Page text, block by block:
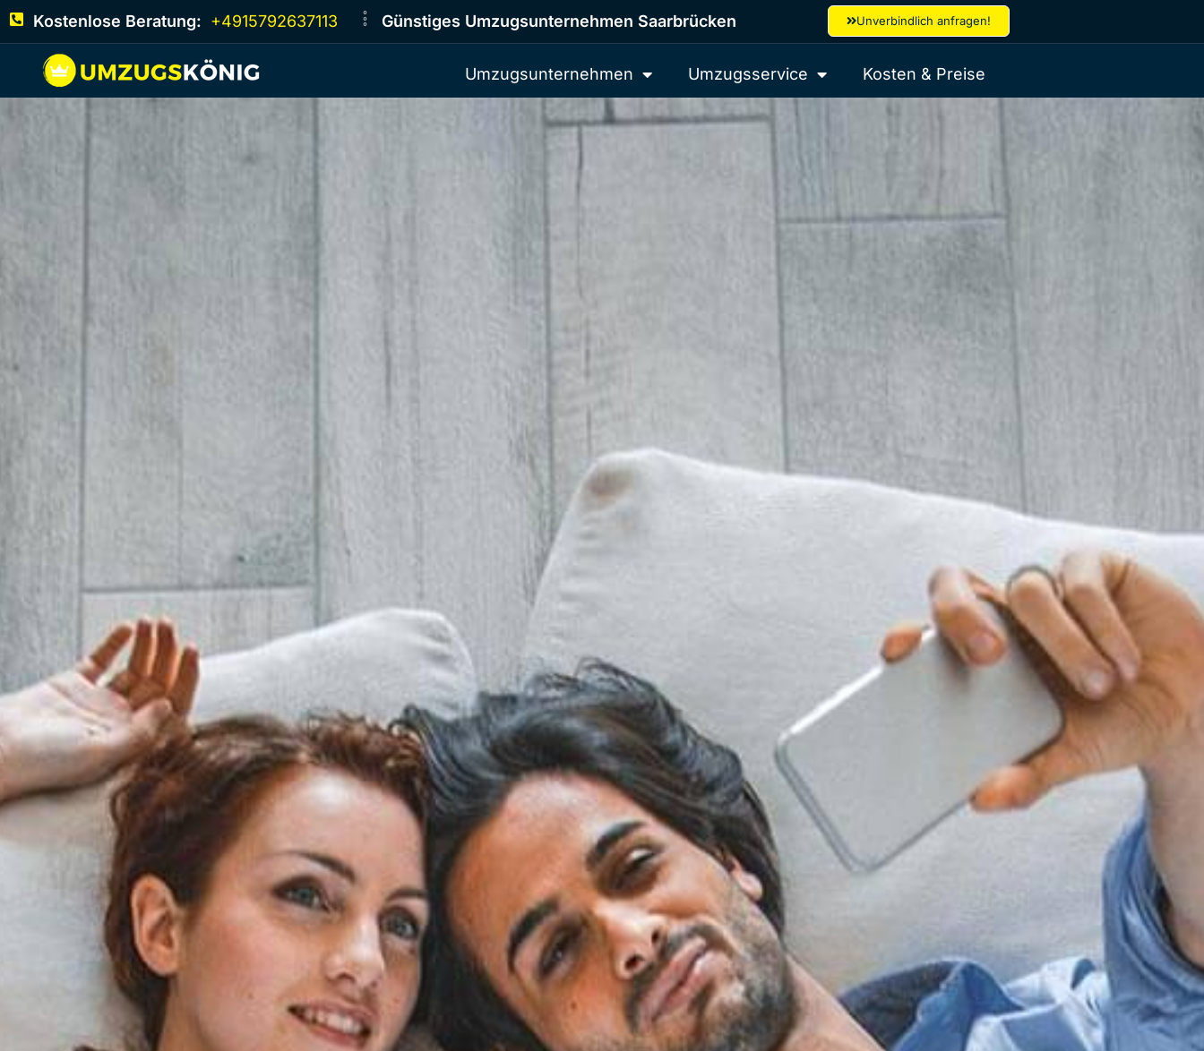
Kostenlose Beratung: +4915792637113 Günstiges Umzugsunternehmen Saarbrücken Unverbindlich anfragen!
Umzugsunternehmen Umzugsservice Kosten & Preise